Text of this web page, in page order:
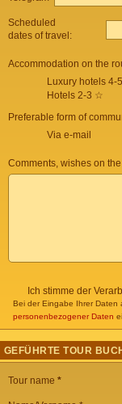
Scheduled
dates of travel:
Accommodation on the
Luxury hotels 4-
Hotels 2-3 ☆
Preferable form of
Via e-mail
Comments, wishes on
Ich stimme der
Bei der Eingabe Ihrer Daten
personenbezogener Daten
GEFÜHRTE TOUR
Tour name *